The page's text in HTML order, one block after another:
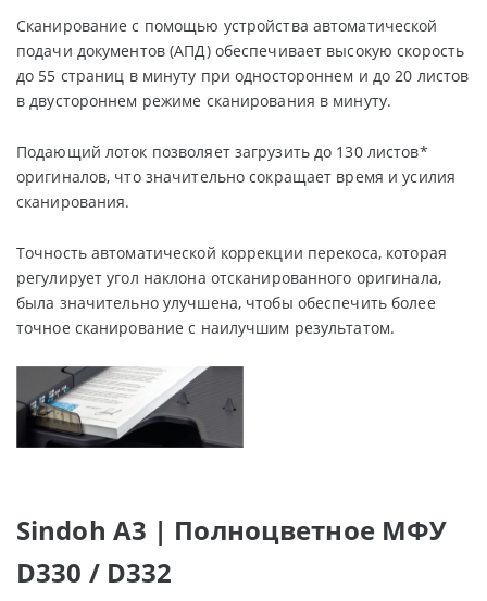
Сканирование с помощью устройства автоматической
подачи документов (АПД) обеспечивает высокую скорость
до 55 страниц в минуту при одностороннем и до 20 листов
в двустороннем режиме сканирования в минуту.
Подающий лоток позволяет загрузить до 130 листов*
оригиналов, что значительно сокращает время и усилия
сканирования.
Точность автоматической коррекции перекоса, которая
регулирует угол наклона отсканированного оригинала,
была значительно улучшена, чтобы обеспечить более
точное сканирование с наилучшим результатом.
Sindoh A3 | Полноцветное МФУ
D330 / D332